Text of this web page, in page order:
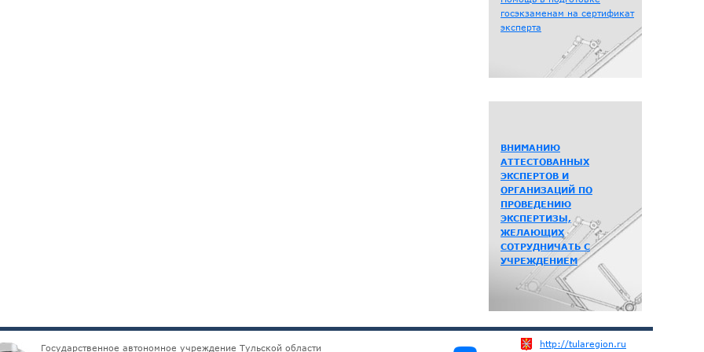
госэкзаменам на сертификат
эксперта
ВНИМАНИЮ
АТТЕСТОВАННЫХ
ЭКСПЕРТОВ И
ОРГАНИЗАЦИЙ ПО
ПРОВЕДЕНИЮ
ЭКСПЕРТИЗЫ,
ЖЕЛАЮЩИХ
СОТРУДНИЧАТЬ С
УЧРЕЖДЕНИЕМ
Государственное автономное учреждение Тульской области http://tularegion.ru